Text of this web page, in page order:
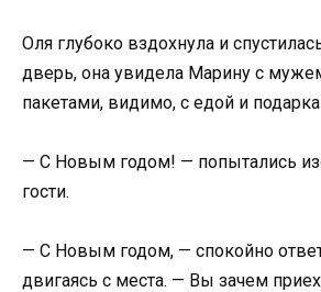
Оля глубоко вздохнула и
дверь, она увидела Марину с
пакетами, видимо, с едой и
— С Новым годом! — попытались
гости.
— С Новым годом, — спокойно
двигаясь с места. — Вы зачем